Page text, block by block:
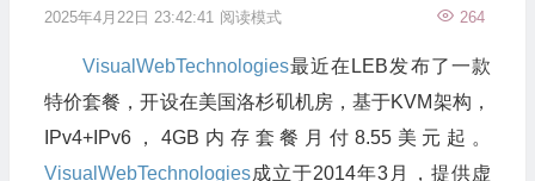
2025年4月22日 23:42:41 264
阅读模式
VisualWebTechnologies最近在LEB发布了一款
特价套餐，开设在美国洛杉矶机房，基于KVM架构，
IPv4+IPv6，4GB内存套餐月付8.55美元起。
VisualWebTechnologies成立于2014年3月，提供虚